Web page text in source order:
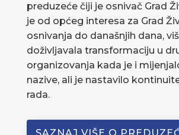
preduzeće čiji je osnivač Grad
je od općeg interesa za Grad
osnivanja do današnjih dana,
doživljavala transformaciju u
organizovanja kada je i
nazive, ali je nastavilo
rada.